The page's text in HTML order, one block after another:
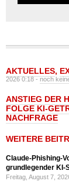
AKTUELLES,
2026 0:18 -noch
ANSTIEG DER
FOLGE KI-
NACHFRAGE
WEITERE
Claude-Phishing-
grundlegender
Freitag, August 7,